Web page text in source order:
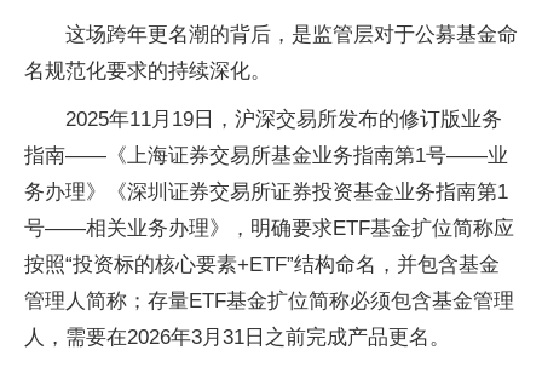
这场跨年更名潮的背后，是监管层对于公募基金命
名规范化要求的持续深化。
2025年11月19日，沪深交易所发布的修订版业务
指南——《上海证券交易所基金业务指南第1号——业
务办理》《深圳证券交易所证券投资基金业务指南第1
号——相关业务办理》，明确要求ETF基金扩位简称应
按照“投资标的核心要素+ETF”结构命名，并包含基金
管理人简称；存量ETF基金扩位简称必须包含基金管理
人，需要在2026年3月31日之前完成产品更名。